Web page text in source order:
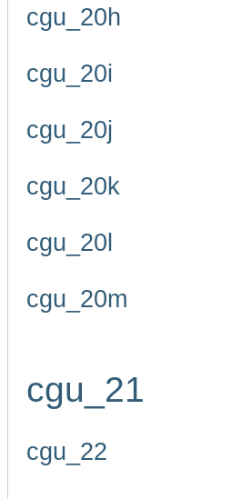
cgu_20h
cgu_20i
cgu_20j
cgu_20k
cgu_20l
cgu_20m
cgu_21
cgu_22